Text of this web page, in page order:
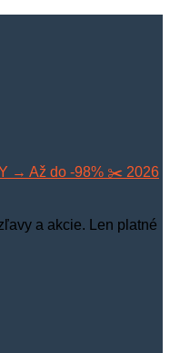
a akcie. Len platné